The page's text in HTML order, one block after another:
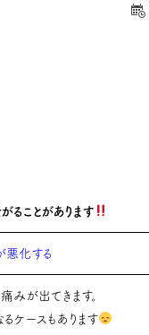
ることがあります
悪化する
みが出てきます。
ケースもあります